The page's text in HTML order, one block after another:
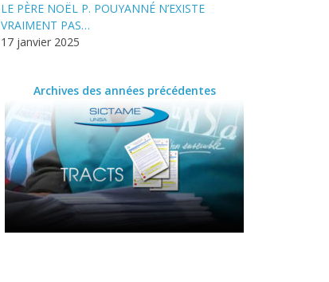
LE PÈRE NOËL P. POUYANNÉ N’EXISTE
VRAIMENT PAS…
17 janvier 2025
Archives des années précédentes